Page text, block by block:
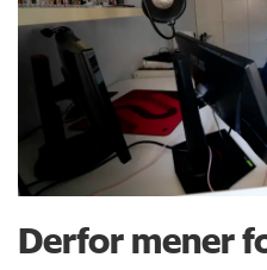
Derfor mener